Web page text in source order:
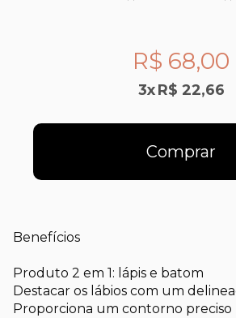
R$ 68,00
3x R$ 22,66
Comprar
Benefícios
Produto 2 em 1: lápis e batom
Destacar os lábios com um
Proporciona um contorno preciso